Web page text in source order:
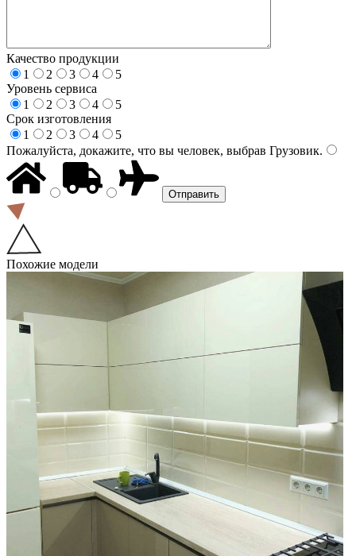
Качество продукции
1
2 3 4
5
Уровень сервиса
1
2 3 4
5
Срок изготовления
1
2 3 4
5
Пожалуйста, докажите, что вы человек, выбрав Грузовик.
Похожие модели